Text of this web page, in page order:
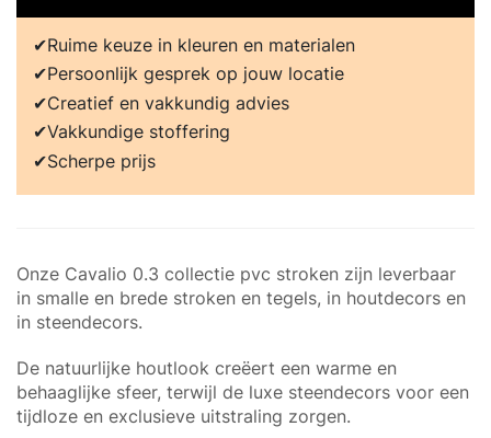
Ruime keuze in kleuren en materialen
Persoonlijk gesprek op jouw locatie
Creatief en vakkundig advies
Vakkundige stoffering
Scherpe prijs
Onze Cavalio 0.3 collectie pvc stroken zijn leverbaar
in smalle en brede stroken en tegels, in houtdecors en
in steendecors.
De natuurlijke houtlook creëert een warme en
behaaglijke sfeer, terwijl de luxe steendecors voor een
tijdloze en exclusieve uitstraling zorgen.